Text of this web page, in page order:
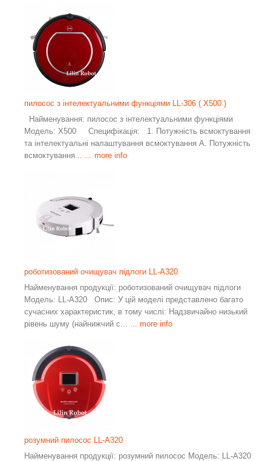
пилосос з інтелектуальними функціями LL-306 ( X500 )
Найменування: пилосос з інтелектуальними функціями
Модель: X500 Специфікація: 1. Потужність всмоктування
та інтелектуальні налаштування всмоктування A. Потужність
всмоктування...
... more info
роботизований очищувач підлоги LL-A320
Найменування продукції: роботизований очищувач підлоги
Модель: LL-A320 Опис: У цій моделі представлено багато
сучасних характеристик, в тому числі: Надзвичайно низький
рівень шуму (найнижчий с...
... more info
розумний пилосос LL-A320
Найменування продукції: розумний пилосос Модель: LL-A320